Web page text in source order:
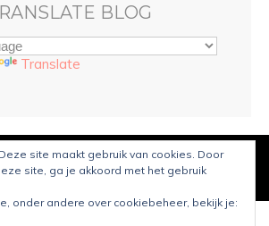
BLOG
Translate
Beauty2023. Mogelijk gemaakt door
door Bluchic
site maakt gebruik van cookies. Door
site, ga je akkoord met het gebruik
onder andere over cookiebeheer, bekijk je: